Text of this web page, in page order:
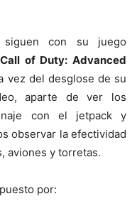
siguen con su juego
Call of Duty: Advanced
vez del desglose de su
aparte de ver los
con el jetpack y
observar la efectividad
aviones y torretas.
por: